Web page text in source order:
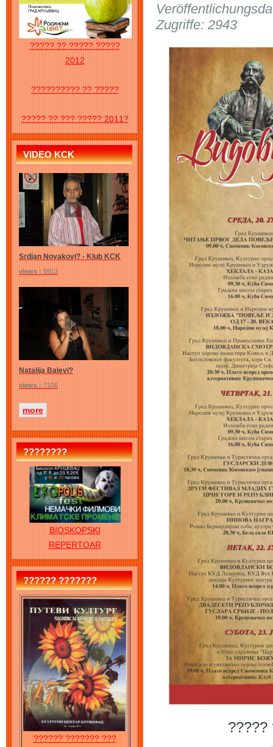
????? ?? ????? ?????
2012
?????????? ?? ?????
????? ?? ??? ????? 2011?
VIDEO KCK
Srdjan Novakovi? - Klub KCK
views : 5913
Natalija Balevi?
views : 7106
more
????????
BIOSKOPSKI
REPERTOAR
?????? ???????
?????? ??????? ???
Zugriffe: 2943
?????